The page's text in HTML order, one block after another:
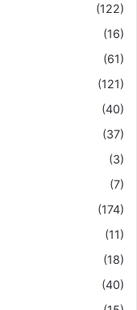
(122)
(16)
(61)
(121)
(40)
(37)
(3)
(7)
(174)
(11)
(18)
(40)